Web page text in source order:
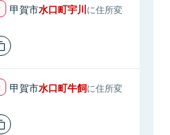
甲賀市水口町宇川に住所変
甲賀市水口町牛飼に住所変